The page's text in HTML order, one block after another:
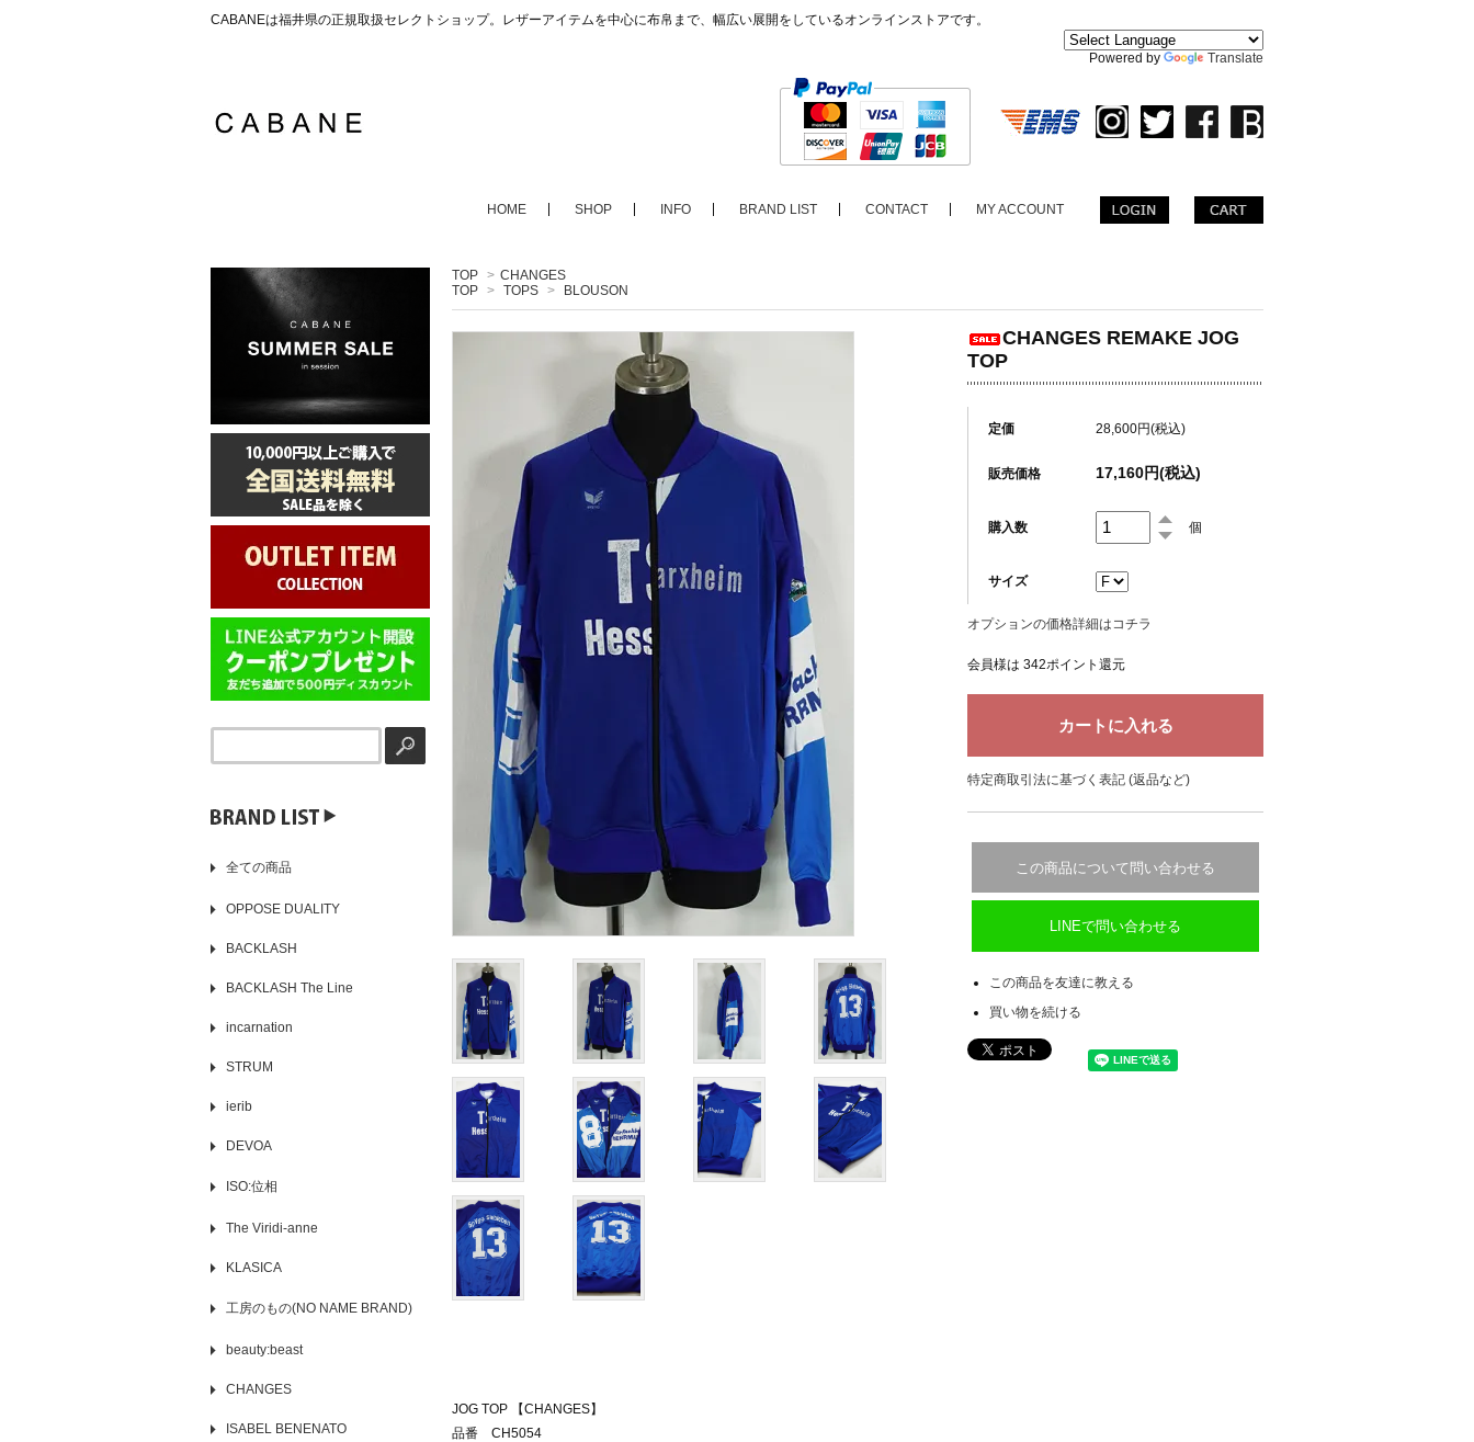
CABANEは福井県の正規取扱セレクトショップ。レザーアイテムを中心に布帛まで、幅広い展開をしているオンラインストアです。
Powered by Translate
HOME SHOP INFO BRAND LIST CONTACT MY ACCOUNT
TOP > CHANGES
TOP > TOPS > BLOUSON
CHANGES REMAKE JOG
TOP
定価 28,600円(税込)
販売価格 17,160円(税込)
購入数 個
サイズ
オプションの価格詳細はコチラ
会員様は 342ポイント還元
特定商取引法に基づく表記 (返品など)
この商品について問い合わせる
LINEで問い合わせる
この商品を友達に教える
買い物を続ける
JOG TOP 【CHANGES】
品番 CH5054
▶️
全ての商品
OPPOSE DUALITY
BACKLASH
BACKLASH The Line
incarnation
STRUM
ierib
DEVOA
ISO:位相
The Viridi-anne
KLASICA
工房のもの(NO NAME BRAND)
beauty:beast
CHANGES
ISABEL BENENATO